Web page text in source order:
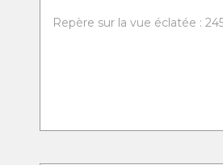
Repère sur la vue éclatée :